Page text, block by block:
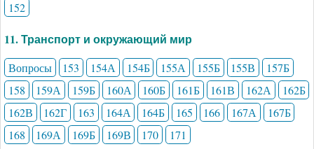
152
11. Транспорт и окружающий мир
Вопросы 153 154А 154Б 155А 155Б 155В
157Б
158
159А 159Б 160А 160Б 161Б 161В 162А
162Б
162В
162Г 163 164А 164Б 165 166 167А
167Б
168
169А 169Б 169В 170 171